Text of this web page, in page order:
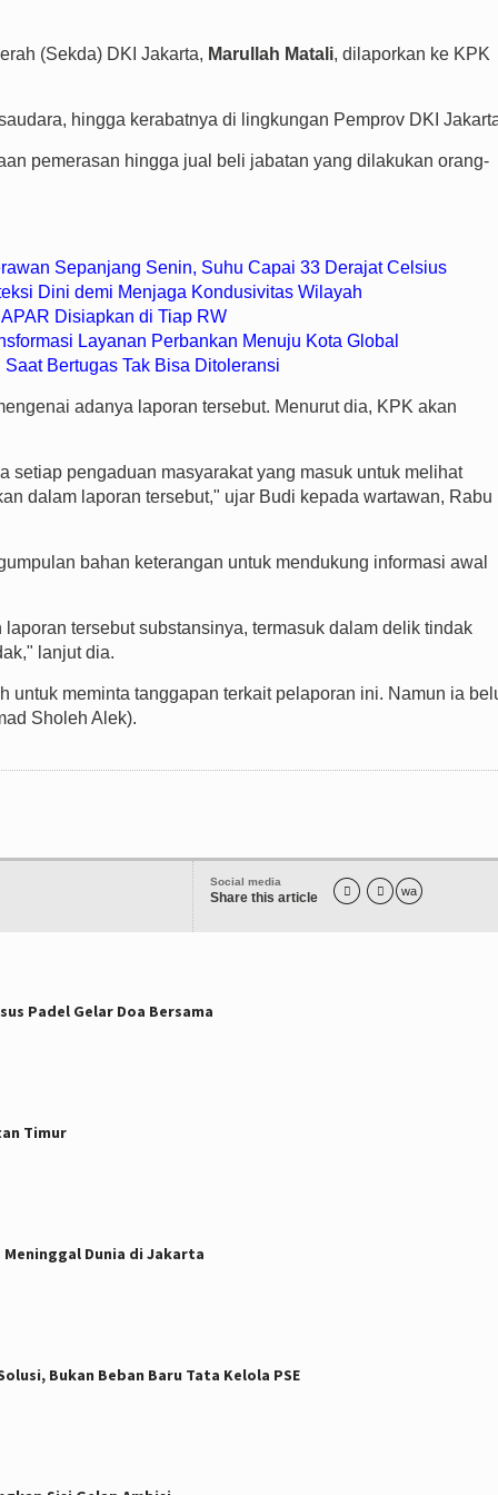
(Sekda) DKI Jakarta, Marullah Matali, dilaporkan ke KPK
hingga kerabatnya di lingkungan Pemprov DKI
pemerasan hingga jual beli jabatan yang dilakukan orang-
Sepanjang Senin, Suhu Capai 33 Derajat Celsius
Dini demi Menjaga Kondusivitas Wilayah
Disiapkan di Tiap RW
Layanan Perbankan Menuju Kota Global
Bertugas Tak Bisa Ditoleransi
adanya laporan tersebut. Menurut dia, KPK akan
setiap pengaduan masyarakat yang masuk untuk melihat
dalam laporan tersebut," ujar Budi kepada wartawan, Rabu
bahan keterangan untuk mendukung informasi awal
tersebut substansinya, termasuk dalam delik tindak
lanjut dia.
untuk meminta tanggapan terkait pelaporan ini. Namun ia
Sholeh Alek).
Social media
Share this article   wa
Padel Gelar Doa Bersama
Timur
Meninggal Dunia di Jakarta
Bukan Beban Baru Tata Kelola PSE